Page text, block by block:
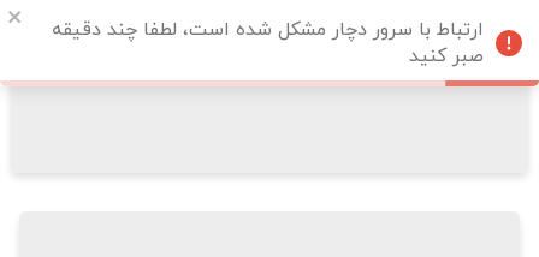
ارتباط با سرور دچار مشکل شده است، لطفا چند دقیقه
صبر کنید